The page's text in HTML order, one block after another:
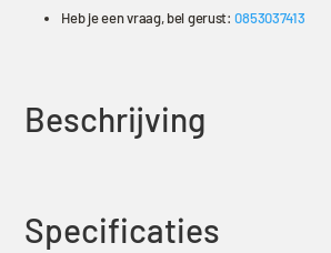
Heb je een vraag, bel gerust:0853037413
Beschrijving
Specificaties